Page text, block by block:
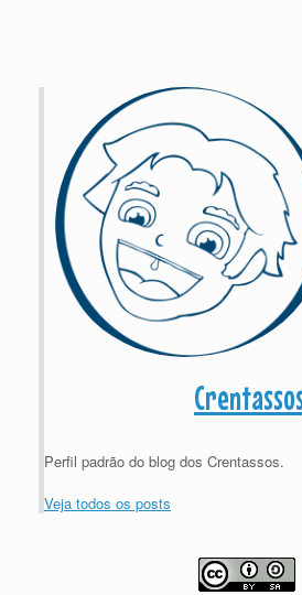
Perfil padrão do blog dos Crentassos.
Veja todos os posts